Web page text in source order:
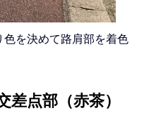
を決めて路肩部を着色
点部（赤茶）